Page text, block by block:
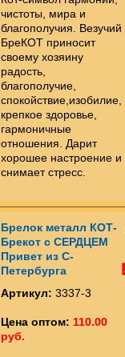
чистоты, мира и
благополучия. Везучий
БреКОТ приносит
своему хозяину
радость,
благополучие,
спокойствие,изобилие,
крепкое здоровье,
гармоничные
отношения. Дарит
хорошее настроение и
снимает стресс.
Брелок металл КОТ-
Брекот с СЕРДЦЕМ
Привет из С-
Петербурга
Артикул: 3337-3
Цена оптом: 110.00
руб.